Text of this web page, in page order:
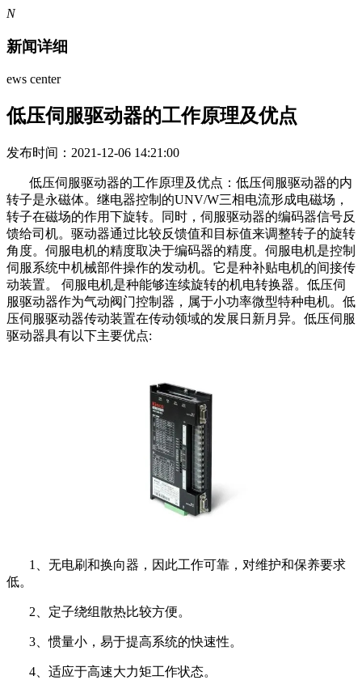
N
新闻详细
ews center
低压伺服驱动器的工作原理及优点
发布时间：2021-12-06 14:21:00
低压伺服驱动器的工作原理及优点：低压伺服驱动器的内
转子是永磁体。继电器控制的UNV/W三相电流形成电磁场，
转子在磁场的作用下旋转。同时，伺服驱动器的编码器信号反
馈给司机。驱动器通过比较反馈值和目标值来调整转子的旋转
角度。伺服电机的精度取决于编码器的精度。伺服电机是控制
伺服系统中机械部件操作的发动机。它是种补贴电机的间接传
动装置。 伺服电机是种能够连续旋转的机电转换器。低压伺
服驱动器作为气动阀门控制器，属于小功率微型特种电机。低
压伺服驱动器传动装置在传动领域的发展日新月异。低压伺服
驱动器具有以下主要优点:
1、无电刷和换向器，因此工作可靠，对维护和保养要求
低。
2、定子绕组散热比较方便。
3、惯量小，易于提高系统的快速性。
4、适应于高速大力矩工作状态。